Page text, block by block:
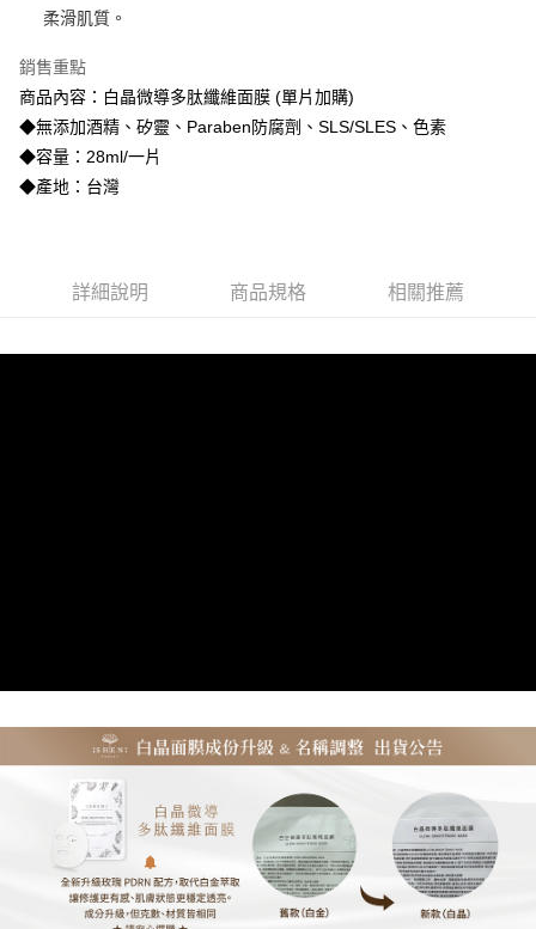
【大哥付你分期使用說明】
2.付款方式選擇「大哥付你分期」，訂單成立後會自動跳轉到大哥付的交易
流程，驗證手機門號後，選擇欲分期的期數、繳款截止日，確認付款後即完
成交易。
3.實際核准額度、可分期數及費用金額請依後續交易確認頁面所載為準。
4.訂單成立30分鐘內，如未前往確認交易或遇審核未通過，訂單將自動取
消。如遇「轉專審核」未通過狀況，表示未達大哥付你分期系統評分，恕無
法說明評估內容。
帳／街口支付／iPASS MONEY」等通路繳費。
相關說明
「Hami Point」為中華電信所提供之點數服務，可於會員專區綁定中華電信
會員帳號後，即可在購物車使用 Hami Point 折抵消費金額 (1點等於1元)。
ATM付款
貨到付款
每筆NT$100，滿NT$3,500(含以上)免運費
每筆NT$100，滿NT$3,500(含以上)免運費
每筆NT$100，滿NT$5,000(含以上)免運費
海外配送(運費為估算提供參考用，下單前請私訊官方LINE
客服確認金額：@shen2020)
柔滑肌質。
銷售重點
商品內容：白晶微導多肽纖維面膜 (單片加購)
◆無添加酒精、矽靈、Paraben防腐劑、SLS/SLES、色素
◆容量：28ml/一片
◆產地：台灣
詳細說明 商品規格 相關推薦